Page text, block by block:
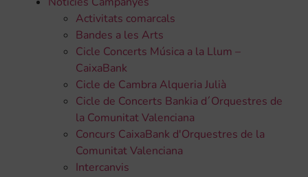
Activitats comarcals
Bandes a les Arts
Cicle Concerts Música a la Llum –
CaixaBank
Cicle de Cambra Alqueria Julià
Cicle de Concerts Bankia d´Orquestres de
la Comunitat Valenciana
Concurs CaixaBank d'Orquestres de la
Comunitat Valenciana
Intercanvis